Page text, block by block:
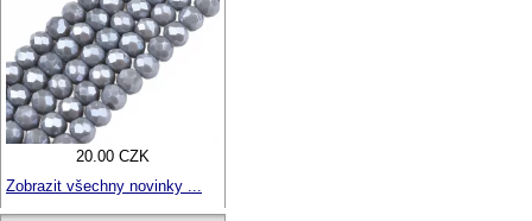
20.00 CZK
Zobrazit všechny novinky ...